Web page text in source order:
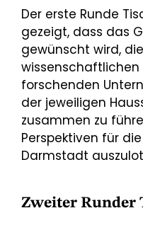
Der erste Runde
gezeigt, dass das
gewünscht wird,
forschenden
der jeweiligen
zusammen zu
Perspektiven für
Darmstadt
Zweiter Runder